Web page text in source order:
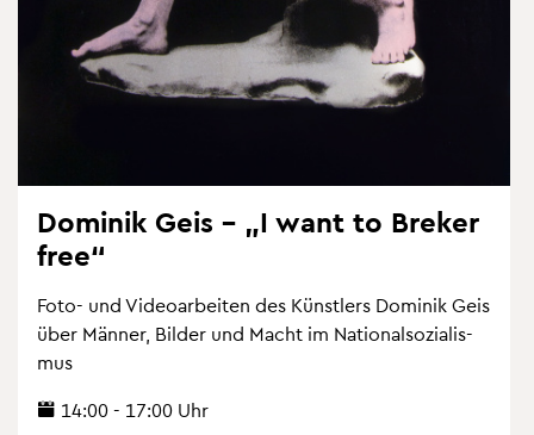
Do­mi­nik Geis – „I want to Bre­ker
free“
Foto- und Vi­deo­ar­bei­ten des Künst­lers Do­mi­nik Geis
über Män­ner, Bil­der und Macht im Na­tio­nal­so­zia­lis­
mus
14:00 - 17:00 Uhr